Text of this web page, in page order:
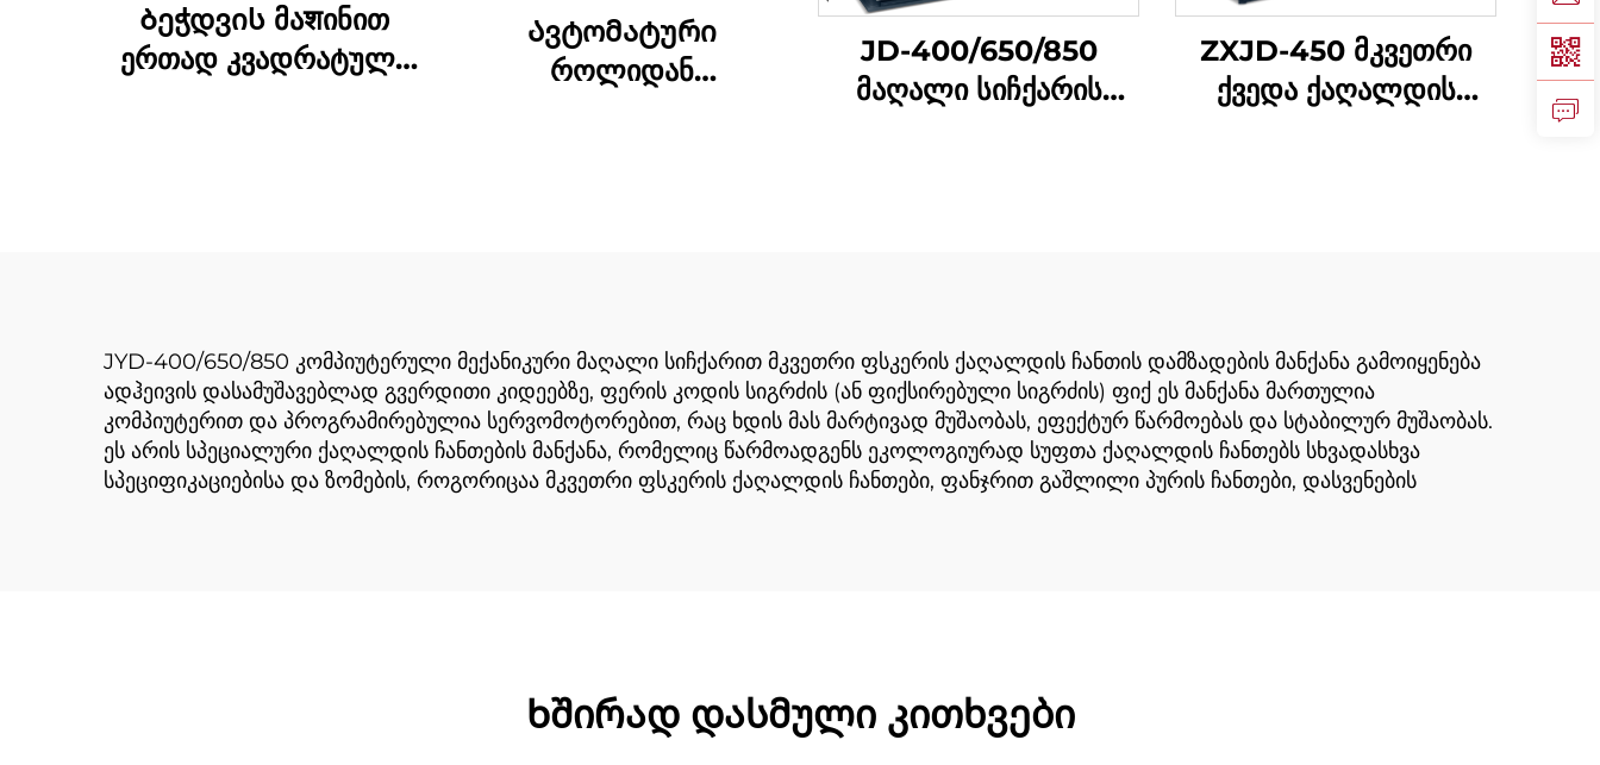
Ბეჭდვის მაशინით
ერთად კვადრატული
Ავტომატური
როლიდან
JD-400/650/850
მაღალი სიჩქარის
ZXJD-450 მკვეთრი
ქვედა ქაღალდის
JYD-400/650/850 კომპიუტერული მექანიკური მაღალი სიჩქარით მკვეთრი ფსკერის ქაღალდის ჩანთის დამზადების მანქანა გამოიყენება
ადჰეივის დასამუშავებლად გვერდითი კიდეებზე, ფერის კოდის სიგრძის (ან ფიქსირებული სიგრძის) ფიქ ეს მანქანა მართულია
კომპიუტერით და პროგრამირებულია სერვომოტორებით, რაც ხდის მას მარტივად მუშაობას, ეფექტურ წარმოებას და სტაბილურ მუშაობას.
ეს არის სპეციალური ქაღალდის ჩანთების მანქანა, რომელიც წარმოადგენს ეკოლოგიურად სუფთა ქაღალდის ჩანთებს სხვადასხვა
სპეციფიკაციებისა და ზომების, როგორიცაა მკვეთრი ფსკერის ქაღალდის ჩანთები, ფანჯრით გაშლილი პურის ჩანთები, დასვენების
Ხშირად დასმული კითხვები